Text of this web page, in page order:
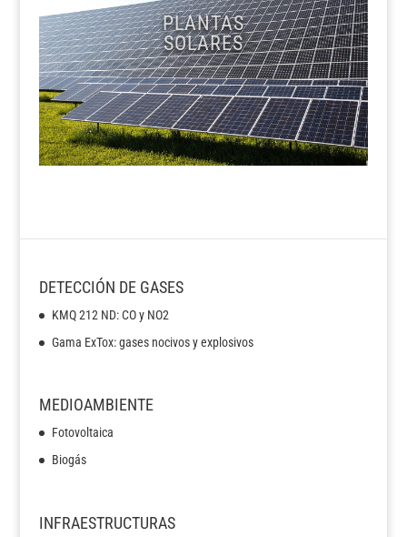
PLANTAS
SOLARES
DETECCIÓN DE GASES
KMQ 212 ND: CO y NO2
Gama ExTox: gases nocivos y explosivos
MEDIOAMBIENTE
Fotovoltaica
Biogás
INFRAESTRUCTURAS